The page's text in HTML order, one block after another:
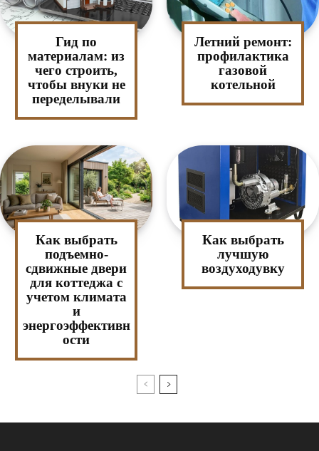
Гид по
материалам: из
чего строить,
чтобы внуки не
переделывали
Летний ремонт:
профилактика
газовой
котельной
Как выбрать
подъемно-
сдвижные двери
для коттеджа с
учетом климата
и
энергоэффективн
ости
Как выбрать
лучшую
воздуходувку